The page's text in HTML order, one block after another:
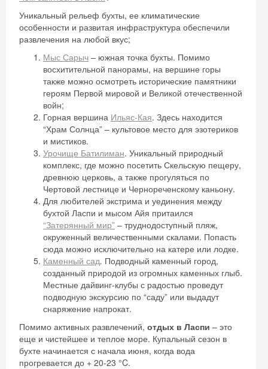
Уникальный рельеф бухты, ее климатические
особенности и развитая инфраструктура обеспечили
развлечения на любой вкус;
Мыс Сарыч – южная точка бухты. Помимо
восхитительной панорамы, на вершине горы
также можно осмотреть исторические памятники
героям Первой мировой и Великой отечественной
войн;
Горная вершина Ильяс-Кая. Здесь находится
“Храм Солнца” – культовое место для эзотериков
и мистиков.
Урочище Батилиман. Уникальный природный
комплекс, где можно посетить Скельскую пещеру,
древнюю церковь, а также прогуляться по
Чертовой лестнице и Чернореченскому каньону.
Для любителей экстрима и уединения между
бухтой Ласпи и мысом Айя притаился
“Затерянный мир” – труднодоступный пляж,
окруженный величественными скалами. Попасть
сюда можно исключительно на катере или лодке.
Каменный сад. Подводный каменный город,
созданный природой из огромных каменных глыб.
Местные дайвинг-клубы с радостью проведут
подводную экскурсию по “саду” или выдадут
снаряжение напрокат.
Помимо активных развлечений, отдых в Ласпи – это
еще и чистейшее и теплое море. Купальный сезон в
бухте начинается с начала июня, когда вода
прогревается до + 20-23 °C.